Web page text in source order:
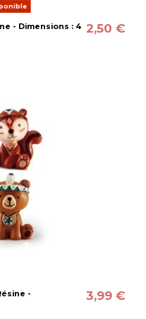
- Dimensions : 4
2,50 €
-
3,99 €